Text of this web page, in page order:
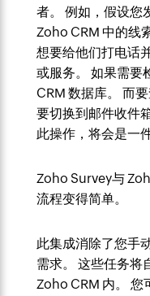
者。 例如，假设您
Zoho CRM 中的线
想要给他们打电话
或服务。 如果需要
CRM 数据库。 而
要切换到邮件收件
此操作，将会是一
Zoho Survey与
流程变得简单。
此集成消除了您手
需求。 这些任务将
Zoho CRM 内。 您